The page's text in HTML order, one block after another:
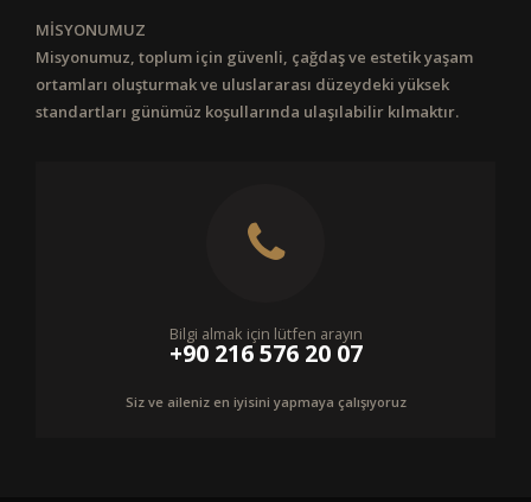
MİSYONUMUZ
Misyonumuz, toplum için güvenli, çağdaş ve estetik yaşam
ortamları oluşturmak ve uluslararası düzeydeki yüksek
standartları günümüz koşullarında ulaşılabilir kılmaktır.
Bilgi almak için lütfen arayın
+90 216 576 20 07
Siz ve aileniz en iyisini yapmaya çalışıyoruz